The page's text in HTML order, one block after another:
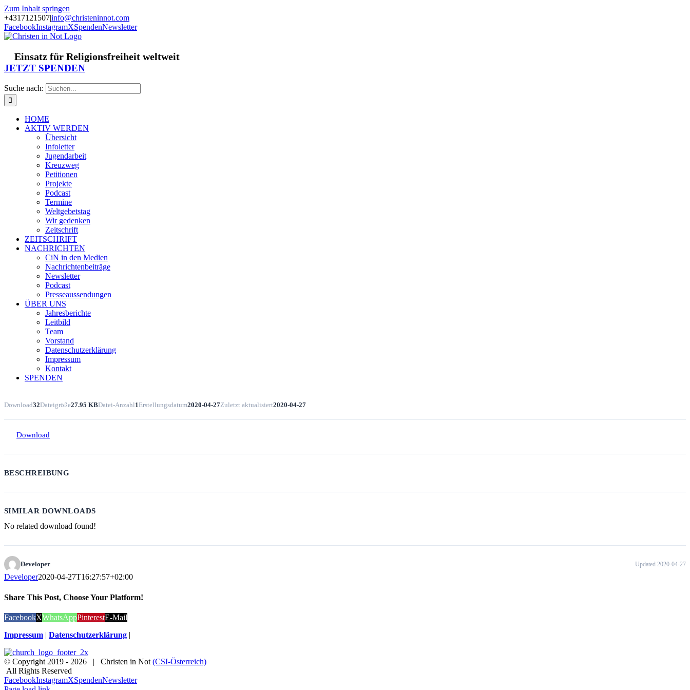
Zum Inhalt springen
+4317121507|info@christeninnot.com
FacebookInstagramXSpendenNewsletter
Einsatz für Religionsfreiheit weltweit
JETZT SPENDEN
Suche nach:
HOME
AKTIV WERDEN
Übersicht
Infoletter
Jugendarbeit
Kreuzweg
Petitionen
Projekte
Podcast
Termine
Weltgebetstag
Wir gedenken
Zeitschrift
ZEITSCHRIFT
NACHRICHTEN
CiN in den Medien
Nachrichtenbeiträge
Newsletter
Podcast
Presseaussendungen
ÜBER UNS
Jahresberichte
Leitbild
Team
Vorstand
Datenschutzerklärung
Impressum
Kontakt
SPENDEN
Download32Dateigröße27.95 KBDatei-Anzahl1Erstellungsdatum2020-04-27Zuletzt aktualisiert2020-04-27
Download
BESCHREIBUNG
SIMILAR DOWNLOADS
No related download found!
Developer Updated 2020-04-27
Developer2020-04-27T16:27:57+02:00
Share This Post, Choose Your Platform!
FacebookXWhatsAppPinterestE-Mail
Impressum | Datenschutzerklärung |
© Copyright 2019 - 2026 | Christen in Not (CSI-Österreich)
All Rights Reserved
FacebookInstagramXSpendenNewsletter